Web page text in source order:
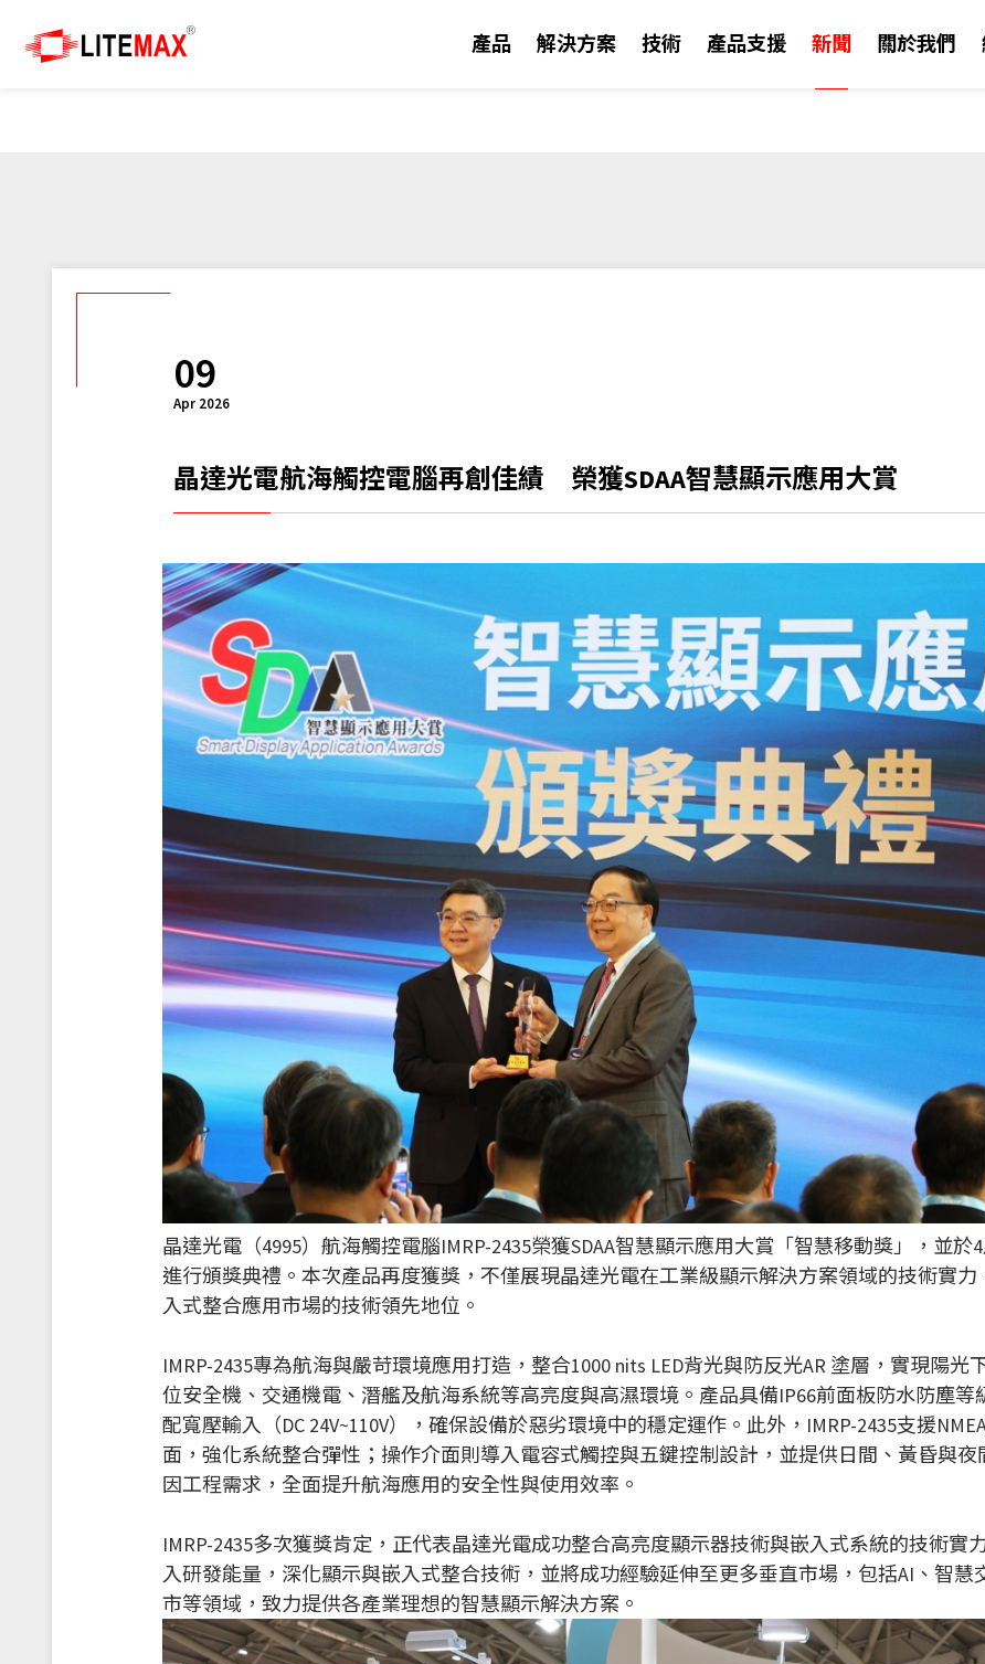
產品
嵌入式主機板及模組
工業級觸控電腦及顯示器
輔助系統
OLED 透明顯示器融
動態內容彷彿懸浮於
至玻璃表面，不遮
間、企業大廳與數
解決方案
Edge AI
電動車充電樁
交通運輸
工業自動化
船舶
數位看版
重工業
互動式多媒體機台
醫療
賦能 AIoT 突破挑戰
高效能嵌入設計
（AIoT）時代，並
署需求。
了解更多
技術
面板切割
圖像品質
晶達光電創立至今，
鍵技術。晶達光電所
1,000 nits 或更高。
產品支援
下載專區
技術支援
產品保固
品質保證
售後服務(RMA)
客戶滿意度調查
若您有任何關於行銷
連繫。
新聞
展覽活動
電子報
掌握公司最新新聞、
關於我們
里程碑
經銷夥伴
策略夥伴
人才招募
公司資訊
關於晶達
術、客製化及工業
看板應用及嵌入式
了解更多
09
Apr 2026
晶達光電航海觸控電腦再創佳績 榮獲SDAA智慧顯示應用大賞
晶達光電（4995）航海觸控電腦IMRP-2435榮獲SDAA智慧顯示應用大賞「智慧移動獎」，並於
進行頒獎典禮。本次產品再度獲獎，不僅展現晶達光電在工業級顯示解決方案領域的技術實
入式整合應用市場的技術領先地位。
IMRP-2435專為航海與嚴苛環境應用打造，整合1000 nits LED背光與防反光AR 塗層，實現陽
位安全機、交通機電、潛艦及航海系統等高亮度與高濕環境。產品具備IP66前面板防水防塵
配寬壓輸入（DC 24V~110V），確保設備於惡劣環境中的穩定運作。此外，IMRP-2435支援
面，強化系統整合彈性；操作介面則導入電容式觸控與五鍵控制設計，並提供日間、黃昏與
因工程需求，全面提升航海應用的安全性與使用效率。
IMRP-2435多次獲獎肯定，正代表晶達光電成功整合高亮度顯示器技術與嵌入式系統的技術實
入研發能量，深化顯示與嵌入式整合技術，並將成功經驗延伸至更多垂直市場，包括AI、智
市等領域，致力提供各產業理想的智慧顯示解決方案。